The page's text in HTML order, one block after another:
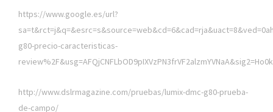
https://www.google.es/url?
g80-precio-caracteristicas-
http://www.dslrmagazine.com/pruebas/lumix-dmc-g80-prueba-
de-campo/